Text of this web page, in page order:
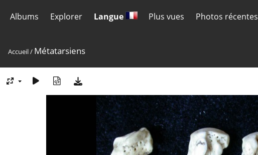
Albums Explorer Langue Plus vues Photos récentes
Accueil/ Métatarsiens